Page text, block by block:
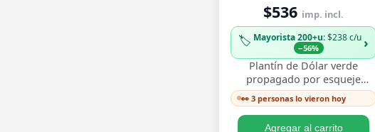
$536 imp. incl.
🏷️ Mayorista 200+u: $238 c/u
−56% ›
Plantín de Dólar verde
propagado por esqueje
enraizado, con hojas
redondeadas de un verde
brillante y crecimiento trepa…
👀 3 personas lo vieron hoy
Agregar al carrito